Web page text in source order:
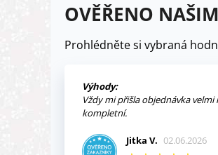
OVĚŘENO
Prohlédněte si vybraná
Výhody:
Vždy mi přišla objednávka
kompletní.
Jitka V. 02.06.2026